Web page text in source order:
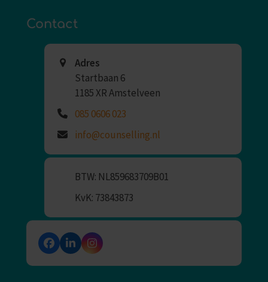
Contact
Adres
Startbaan 6
1185 XR Amstelveen
085 0606 023
info@counselling.nl
BTW: NL859683709B01
KvK: 73843873
Facebook
LinkedInInstagram